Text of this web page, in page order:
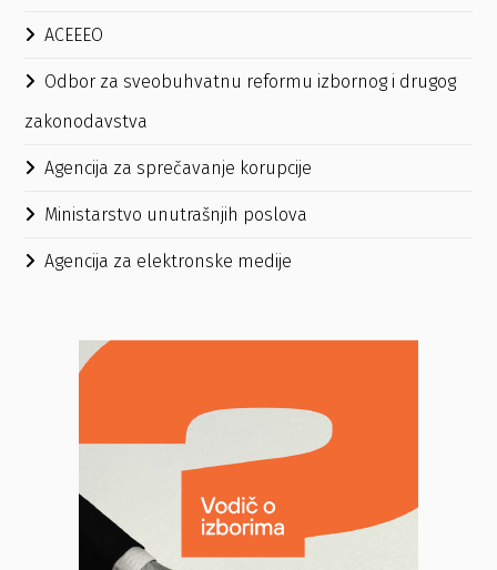
ACEEEO
Odbor za sveobuhvatnu reformu izbornog i drugog
zakonodavstva
Agencija za sprečavanje korupcije
Ministarstvo unutrašnjih poslova
Agencija za elektronske medije